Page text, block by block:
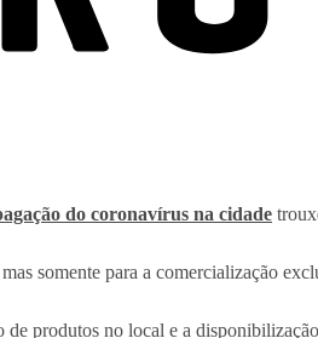
do coronavírus na cidade
somente para a comercialização
produtos no local e a